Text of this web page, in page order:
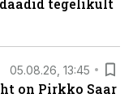
tegelikult
05.08.26, 13:45
on Pirkko Saar